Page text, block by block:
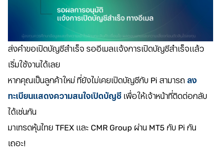
ส่งคำขอเปิดบัญชีสำเร็จ รออีเมลแจ้งการเปิดบัญชีสำเร็จแล้ว
เริ่มใช้งานได้เลย
หากคุณเป็นลูกค้าใหม่ ที่ยังไม่เคยเปิดบัญชีกับ Pi สามารถ ลง
ทะเบียนแสดงความสนใจเปิดบัญชี เพื่อให้เจ้าหน้าที่ติดต่อกลับ
ได้เช่นกัน
มาเทรดหุ้นไทย TFEX และ CMR Group ผ่าน MT5 กับ Pi กัน
เถอะ!